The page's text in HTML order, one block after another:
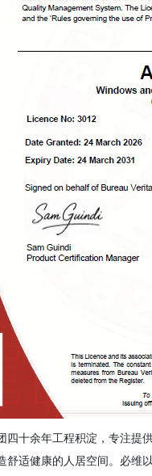
四十余年工程积淀，专注提
舒适健康的人居空间。必维